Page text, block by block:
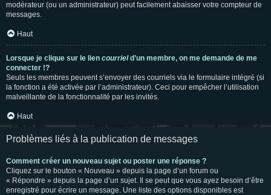
modérateur (ou un administrateur) peut facilement abaisser votre compteur de
messages.
Haut
Lorsque je clique sur le lien courrield’un membre, on me demande de me
connecter !?
Seuls les membres peuvent s’envoyer des courriels via le formulaire intégré (si
la fonction a été activée par l’administrateur). Ceci pour empêcher l’utilisation
malveillante de la fonctionnalité par les invités.
Haut
Problèmes liés à la publication de messages
Comment créer un nouveau sujet ou poster une réponse ?
Cliquez sur le bouton « Nouveau » depuis la page d’un forum ou
« Répondre » depuis la page d’un sujet. Il se peut que vous ayez besoin d’être
enregistré pour écrire un message. Une liste des options disponibles est